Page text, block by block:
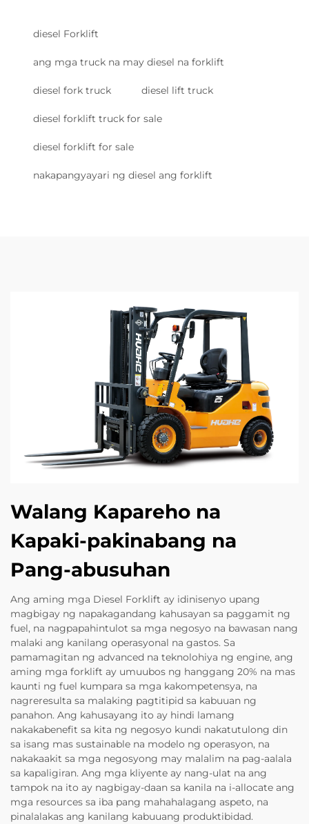
diesel Forklift
ang mga truck na may diesel na forklift
diesel fork truck diesel lift truck
diesel forklift truck for sale
diesel forklift for sale
nakapangyayari ng diesel ang forklift
Walang Kapareho na
Kapaki-pakinabang na
Pang-abusuhan
Ang aming mga Diesel Forklift ay idinisenyo upang
magbigay ng napakagandang kahusayan sa paggamit ng
fuel, na nagpapahintulot sa mga negosyo na bawasan nang
malaki ang kanilang operasyonal na gastos. Sa
pamamagitan ng advanced na teknolohiya ng engine, ang
aming mga forklift ay umuubos ng hanggang 20% na mas
kaunti ng fuel kumpara sa mga kakompetensya, na
nagreresulta sa malaking pagtitipid sa kabuuan ng
panahon. Ang kahusayang ito ay hindi lamang
nakakabenefit sa kita ng negosyo kundi nakatutulong din
sa isang mas sustainable na modelo ng operasyon, na
nakakaakit sa mga negosyong may malalim na pag-aalala
sa kapaligiran. Ang mga kliyente ay nang-ulat na ang
tampok na ito ay nagbigay-daan sa kanila na i-allocate ang
mga resources sa iba pang mahahalagang aspeto, na
pinalalakas ang kanilang kabuuang produktibidad.